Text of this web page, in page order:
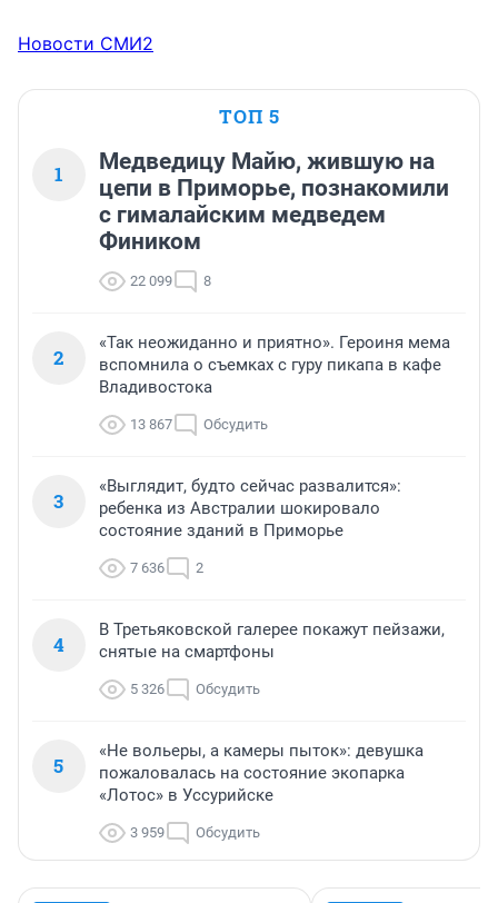
Новости СМИ2
ТОП 5
1
Медведицу Майю, жившую на
цепи в Приморье, познакомили
с гималайским медведем
Фиником
22 099 8
2
«Так неожиданно и приятно». Героиня мема
вспомнила о съемках с гуру пикапа в кафе
Владивостока
13 867 Обсудить
3
«Выглядит, будто сейчас развалится»:
ребенка из Австралии шокировало
состояние зданий в Приморье
7 636 2
4
В Третьяковской галерее покажут пейзажи,
снятые на смартфоны
5 326 Обсудить
5
«Не вольеры, а камеры пыток»: девушка
пожаловалась на состояние экопарка
«Лотос» в Уссурийске
3 959 Обсудить